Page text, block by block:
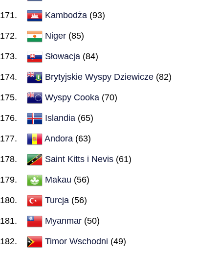
Kambodża (93)
Niger (85)
Słowacja (84)
Brytyjskie Wyspy Dziewicze (82)
Wyspy Cooka (70)
Islandia (65)
Andora (63)
Saint Kitts i Nevis (61)
Makau (56)
Turcja (56)
Myanmar (50)
Timor Wschodni (49)